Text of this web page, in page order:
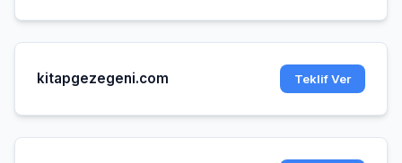
kitapgezegeni.com Teklif Ver